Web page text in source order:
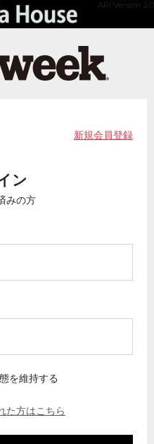
API Version 2.0
新規会員登録
ン
みの方
を維持する
た方はこちら